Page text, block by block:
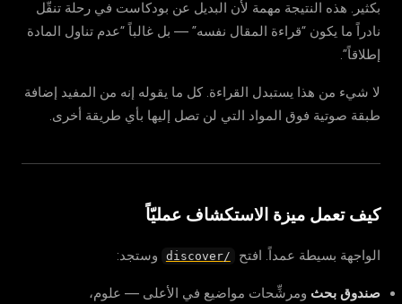
بكثير. هذه النتيجة مهمة لأن البديل عن بودكاست في رحلة تنقّل
نادراً ما يكون “قراءة المقال نفسه” — بل غالباً “عدم تناول المادة
إطلاقاً”.
لا شيء من هذا يستبدل القراءة. كل ما يقوله إنه من المفيد إضافة
طبقة صوتية فوق المواد التي لن تصل إليها بأي طريقة أخرى.
كيف تعمل ميزة الاستكشاف عمليّاً
الواجهة بسيطة عمداً. افتح /discover وستجد:
صندوق بحث ومرشِّحات مواضيع في الأعلى — علوم،